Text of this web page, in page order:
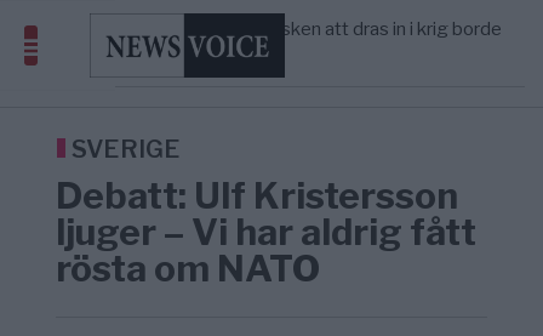
5/8
Elsa Widding: Risken att dras in i krig borde
avgöra all utrikespolitik
KRIG & FRED
Gaza håller en av de största
Europas ledare fram ett krig med Rys ...
SVERIGE
Debatt: Ulf Kristersson
ljuger – Vi har aldrig fått
rösta om NATO